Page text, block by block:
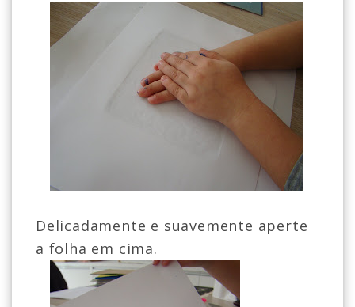
Delicadamente e suavemente aperte
a folha em cima.